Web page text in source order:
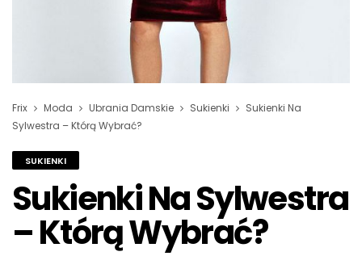
Frix Moda Ubrania Damskie Sukienki
Sukienki Na
Sylwestra – Którą Wybrać?
SUKIENKI
Sukienki Na Sylwestra
– Którą Wybrać?